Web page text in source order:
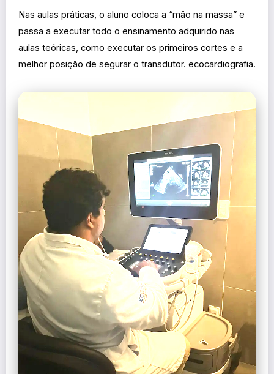
Nas aulas práticas, o aluno coloca a “mão na massa” e
passa a executar todo o ensinamento adquirido nas
aulas teóricas, como executar os primeiros cortes e a
melhor posição de segurar o transdutor. ecocardiografia.